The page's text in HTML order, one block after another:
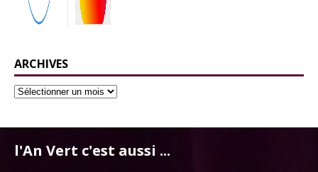
ARCHIVES
l'An Vert c'est aussi ...